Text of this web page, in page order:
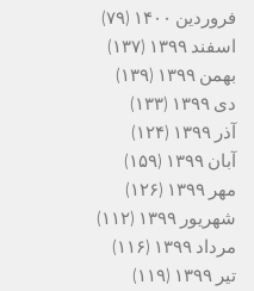
فروردین ۱۴۰۰
(۷۹)
اسفند ۱۳۹۹
(۱۳۷)
بهمن ۱۳۹۹
(۱۳۹)
دی ۱۳۹۹
(۱۳۳)
آذر ۱۳۹۹
(۱۲۴)
آبان ۱۳۹۹
(۱۵۹)
مهر ۱۳۹۹
(۱۲۶)
شهریور ۱۳۹۹
(۱۱۲)
مرداد ۱۳۹۹
(۱۱۶)
تیر ۱۳۹۹
(۱۱۹)